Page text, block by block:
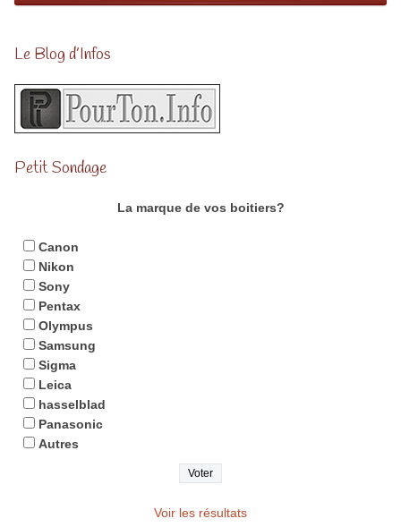
Le Blog d’Infos
Petit Sondage
La marque de vos boitiers?
Canon
Nikon
Sony
Pentax
Olympus
Samsung
Sigma
Leica
hasselblad
Panasonic
Autres
Voir les résultats